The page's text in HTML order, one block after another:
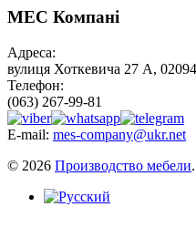
МЕС Компані
Адреса:
вулиця Хоткевича 27 А,
Телефон:
(063) 267-99-81
E-mail: mes-company@ukr.net
© 2026 Производство мебели